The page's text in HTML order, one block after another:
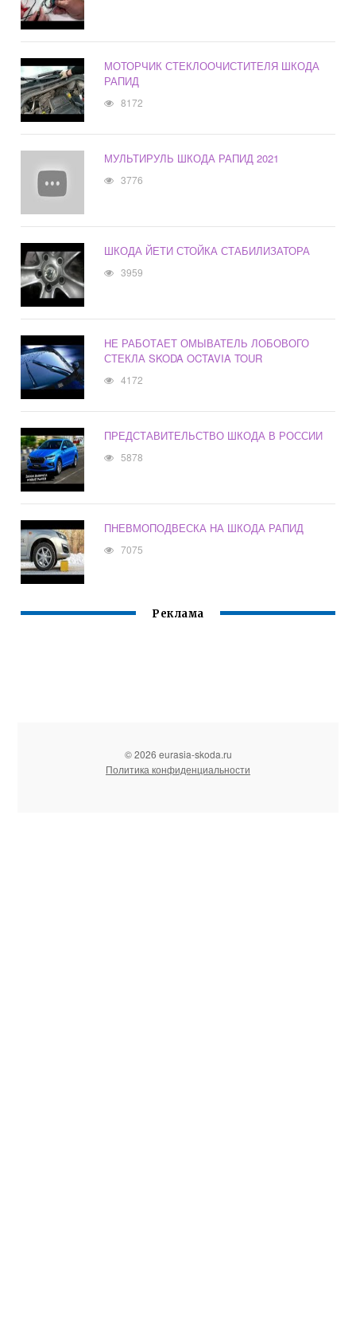
МОТОРЧИК СТЕКЛООЧИСТИТЕЛЯ ШКОДА
РАПИД
8172
МУЛЬТИРУЛЬ ШКОДА РАПИД 2021
3776
ШКОДА ЙЕТИ СТОЙКА СТАБИЛИЗАТОРА
3959
НЕ РАБОТАЕТ ОМЫВАТЕЛЬ ЛОБОВОГО
СТЕКЛА SKODA OCTAVIA TOUR
4172
ПРЕДСТАВИТЕЛЬСТВО ШКОДА В РОССИИ
5878
ПНЕВМОПОДВЕСКА НА ШКОДА РАПИД
7075
Реклама
© 2026 eurasia-skoda.ru
Политика конфиденциальности